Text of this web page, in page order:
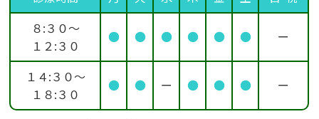
８:３０～
１２:３０
● ● ● ● ● ● ー
１４:３０～
１８:３０
● ● ー ● ● ● ー